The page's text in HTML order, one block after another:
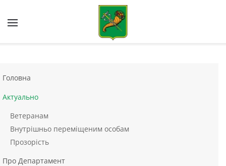
Skip to main content
Головна
Актуально
Ветеранам
Внутрішньо переміщеним особам
Прозорість
Про Департамент